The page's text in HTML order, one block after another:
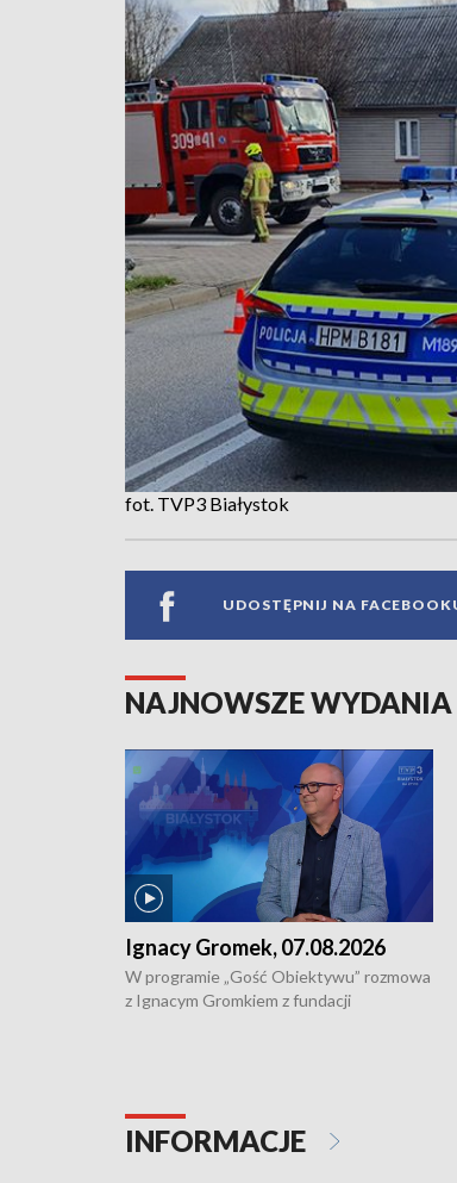
fot. TVP3 Białystok
UDOSTĘPNIJ NA
NAJNOWSZE
Ignacy Gromek, 07.08.2026
W programie „Gość Obiektywu” rozmowa
z Ignacym Gromkiem z fundacji
INFORMACJE